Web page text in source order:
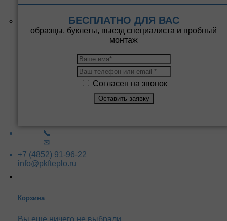
БЕСПЛАТНО ДЛЯ ВАС
образцы, буклеты, выезд специалиста и пробный
монтаж
Согласен на звонок
📞
✉
+7 (4852) 91-96-22
info@pkfteplo.ru
Корзина